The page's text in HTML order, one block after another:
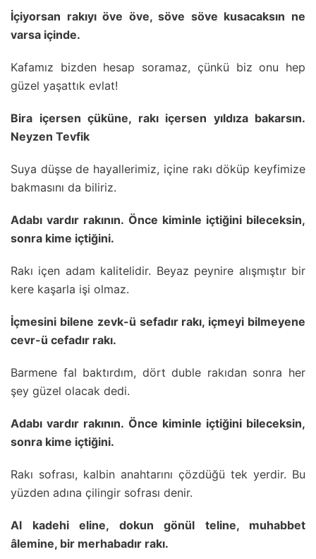
İçiyorsan rakıyı öve öve, söve söve kusacaksın ne
varsa içinde.
Kafamız bizden hesap soramaz, çünkü biz onu hep
güzel yaşattık evlat!
Bira içersen çüküne, rakı içersen yıldıza bakarsın.
Neyzen Tevfik
Suya düşse de hayallerimiz, içine rakı döküp keyfimize
bakmasını da biliriz.
Adabı vardır rakının. Önce kiminle içtiğini bileceksin,
sonra kime içtiğini.
Rakı içen adam kalitelidir. Beyaz peynire alışmıştır bir
kere kaşarla işi olmaz.
İçmesini bilene zevk-ü sefadır rakı, içmeyi bilmeyene
cevr-ü cefadır rakı.
Barmene fal baktırdım, dört duble rakıdan sonra her
şey güzel olacak dedi.
Adabı vardır rakının. Önce kiminle içtiğini bileceksin,
sonra kime içtiğini.
Rakı sofrası, kalbin anahtarını çözdüğü tek yerdir. Bu
yüzden adına çilingir sofrası denir.
Al kadehi eline, dokun gönül teline, muhabbet
âlemine, bir merhabadır rakı.